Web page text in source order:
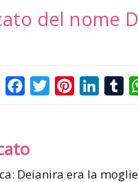
del nome
FacebookTwitterPinterest